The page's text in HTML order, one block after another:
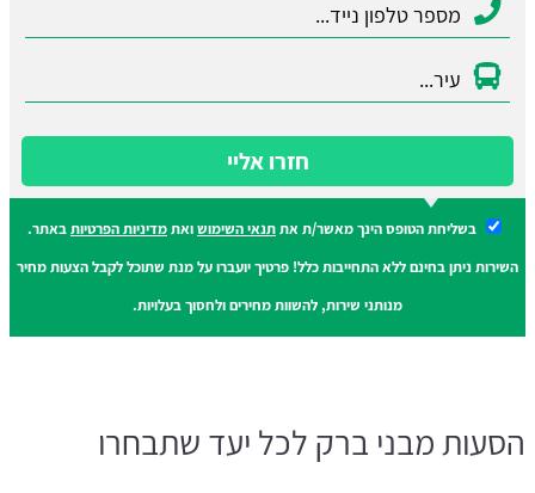
חזרו אליי
בשליחת הטופס הינך מאשר/ת אתתנאי השימושואתמדיניות הפרטיותבאתר.
השירות ניתן בחינם ללא התחייבות כלל! פרטיך יועברו על מנת שתוכל לקבל הצעות מחיר
מנותני שירות, להשוות מחירים ולחסוך בעלויות.
הסעות מבני ברק לכל יעד שתבחרו